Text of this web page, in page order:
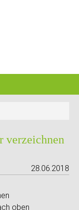
verzeichnen
28.06.2018
oben